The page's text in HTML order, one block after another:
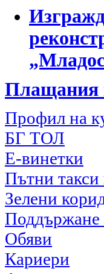
Плащания
Профил на
БГ ТОЛ
Е-винетки
Пътни
Зелени
Поддържане
Обяви
Кариери